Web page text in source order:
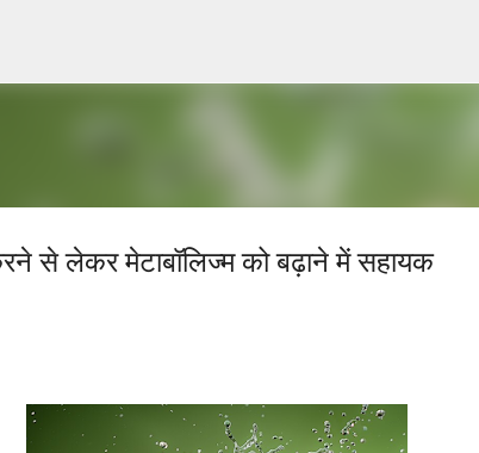
से लेकर मेटाबॉलिज्म को बढ़ाने में सहायक